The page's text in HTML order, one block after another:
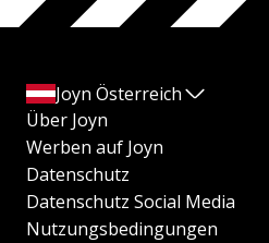
Joyn Österreich
Über Joyn
Werben auf Joyn
Datenschutz
Datenschutz Social Media
Nutzungsbedingungen